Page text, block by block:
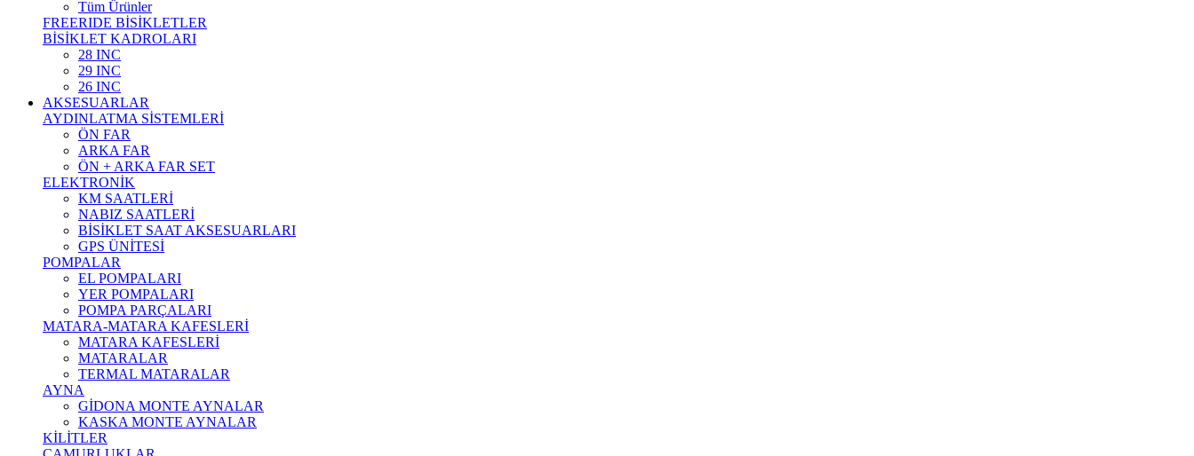
Tüm Ürünler
FREERIDE BİSİKLETLER
BİSİKLET KADROLARI
28 INC
29 INC
26 INC
AKSESUARLAR
AYDINLATMA SİSTEMLERİ
ÖN FAR
ARKA FAR
ÖN + ARKA FAR SET
ELEKTRONİK
KM SAATLERİ
NABIZ SAATLERİ
BİSİKLET SAAT AKSESUARLARI
GPS ÜNİTESİ
POMPALAR
EL POMPALARI
YER POMPALARI
POMPA PARÇALARI
MATARA-MATARA KAFESLERİ
MATARA KAFESLERİ
MATARALAR
TERMAL MATARALAR
AYNA
GİDONA MONTE AYNALAR
KASKA MONTE AYNALAR
KİLİTLER